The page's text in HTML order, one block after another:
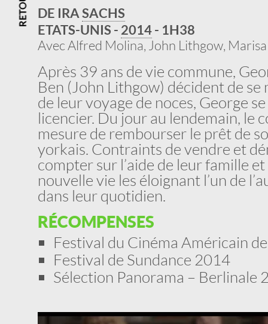
DE IRASACHS
ETATS-UNIS - 2014- 1H38
Avec Alfred Molina, John Lithgow,
Après 39 ans de vie commune,
Ben (John Lithgow) décident de
de leur voyage de noces, George
licencier. Du jour au lendemain, le
mesure de rembourser le prêt de
yorkais. Contraints de vendre et
compter sur l’aide de leur famille
nouvelle vie les éloignant l’un de
dans leur quotidien.
RÉCOMPENSES
Festival du Cinéma Américain
Festival de Sundance 2014
Sélection Panorama – Berlinale